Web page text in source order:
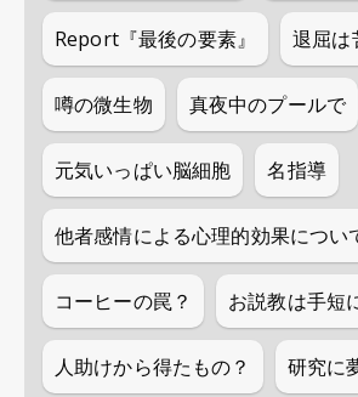
Report『最後の要素』 退屈は
噂の微生物 真夜中のプールで
元気いっぱい脳細胞 名指導
他者感情による心理的効果につい
コーヒーの罠？ お説教は手短
人助けから得たもの？ 研究に